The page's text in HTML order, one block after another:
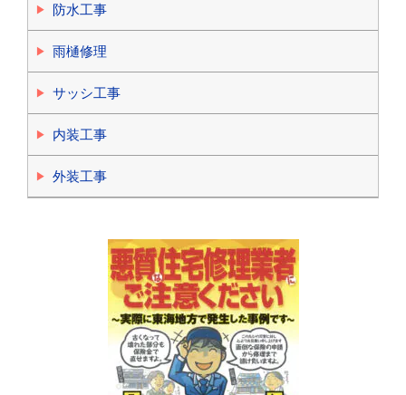
防水工事
雨樋修理
サッシ工事
内装工事
外装工事